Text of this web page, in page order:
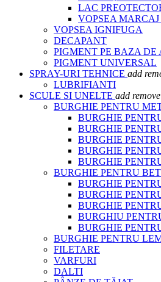
LAC
VOPSEA MARCAJ
VOPSEA IGNIFUGA
DECAPANT
PIGMENT PE BAZA DE
PIGMENT UNIVERSAL
SPRAY-URI TEHNICE add
LUBRIFIANTI
SCULE SI UNELTE add remove
BURGHIE PENTRU
BURGHIE
BURGHIE
BURGHIE
BURGHIE
BURGHIE
BURGHIE PENTRU
BURGHIE
BURGHIE
BURGHIE
BURGHIU
BURGHIE
BURGHIE PENTRU
FILETARE
VARFURI
DALTI